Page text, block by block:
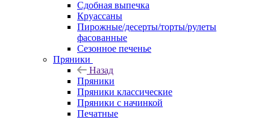
Сдобная выпечка
Круассаны
Пирожные/десерты/торты/рулеты
фасованные
Сезонное печенье
Пряники
Назад
Пряники
Пряники классические
Пряники с начинкой
Печатные